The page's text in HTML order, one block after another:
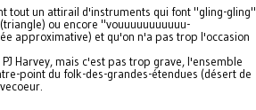
tout un attirail d'instruments qui font "gling-gling"
ou encore "vouuuuuuuuuuu-
approximative) et qu'on n'a pas trop l'occasion
Harvey, mais c'est pas trop grave, l'ensemble
point du folk-des-grandes-étendues (désert de